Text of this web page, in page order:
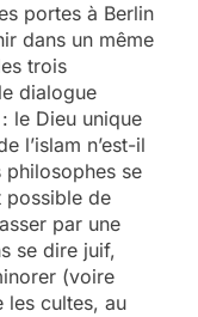
portes à Berlin
dans un même
trois
dialogue
le Dieu unique
l’islam n’est-il
philosophes se
possible de
par une
se dire juif,
(voire
les cultes, au